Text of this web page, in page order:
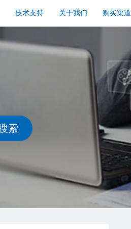
技术支持 关于我们 购买渠道
索